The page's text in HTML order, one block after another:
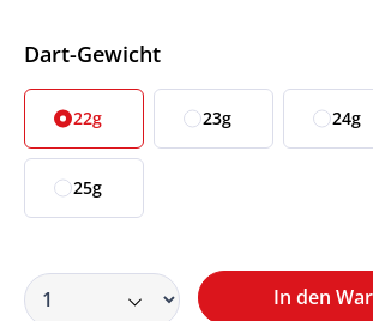
Dart-GewichtAuswählen
22g 23g 24g
25g
In den